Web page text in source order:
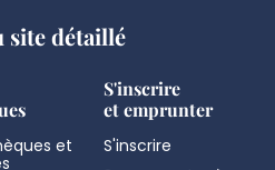
site détaillé
et
S'inscrire
et emprunter
S'inscrire